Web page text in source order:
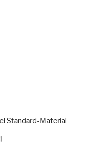
Standard-Material